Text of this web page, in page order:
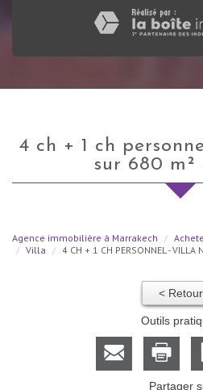
4 ch + 1 ch personnel - villa neuve -
sur 680
Agence immobilière à Marrakech
Villa
4 CH + 1 CH PERSONNEL - VILLA
< Retour
Outils
Partager